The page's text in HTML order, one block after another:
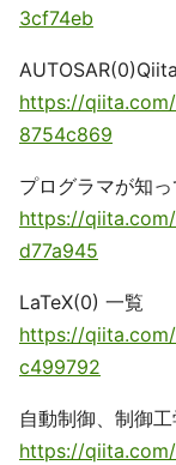
3cf74eb
https://
8754c869
プログラマが知
https://
d77a945
LaTeX(0) 一覧
https://
c499792
自動制御、制御工
https://